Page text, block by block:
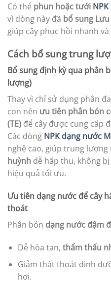
Có thể phun hoặc tưới
vì dòng này đã bổ sung
giúp cây phục hồi nhanh và
Cách bổ sung trung
Bổ sung định kỳ qua phân
lượng)
Thay vì chỉ sử dụng phân
con nên ưu tiên phân bón
(TE) để cây được cung cấp
Các dòng NPK dạng nước
nghệ cao, giúp trung lượng
huỳnh dễ hấp thu, không
hiệu quả tối ưu.
Ưu tiên dạng nước để cây
thoát
Phân bón dạng nước đậm
Dễ hòa tan, thẩm thấu
Giảm thất thoát dinh
hơi.